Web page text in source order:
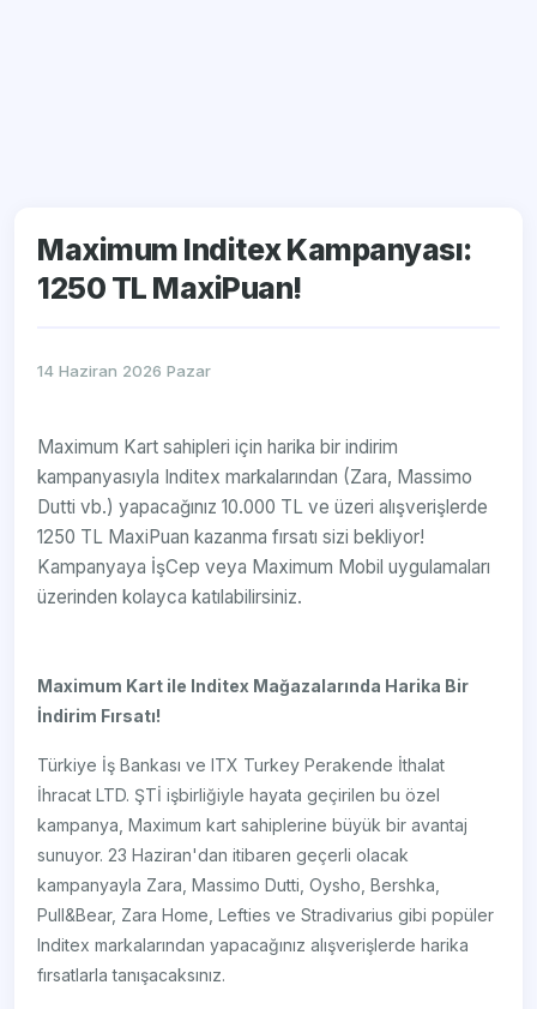
Maximum Inditex Kampanyası:
1250 TL MaxiPuan!
14 Haziran 2026 Pazar
Maximum Kart sahipleri için harika bir indirim
kampanyasıyla Inditex markalarından (Zara, Massimo
Dutti vb.) yapacağınız 10.000 TL ve üzeri alışverişlerde
1250 TL MaxiPuan kazanma fırsatı sizi bekliyor!
Kampanyaya İşCep veya Maximum Mobil uygulamaları
üzerinden kolayca katılabilirsiniz.
Maximum Kart ile Inditex Mağazalarında Harika Bir
İndirim Fırsatı!
Türkiye İş Bankası ve ITX Turkey Perakende İthalat
İhracat LTD. ŞTİ işbirliğiyle hayata geçirilen bu özel
kampanya, Maximum kart sahiplerine büyük bir avantaj
sunuyor. 23 Haziran'dan itibaren geçerli olacak
kampanyayla Zara, Massimo Dutti, Oysho, Bershka,
Pull&Bear, Zara Home, Lefties ve Stradivarius gibi popüler
Inditex markalarından yapacağınız alışverişlerde harika
fırsatlarla tanışacaksınız.